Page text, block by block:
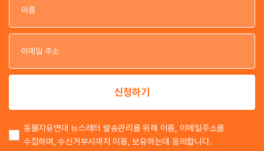
이
이
신청하기
동물자유연대 뉴스레터 발송관리를 위해 이름, 이메일주소를
수집하며, 수신거부시까지 이용, 보유하는데 동의합니다.